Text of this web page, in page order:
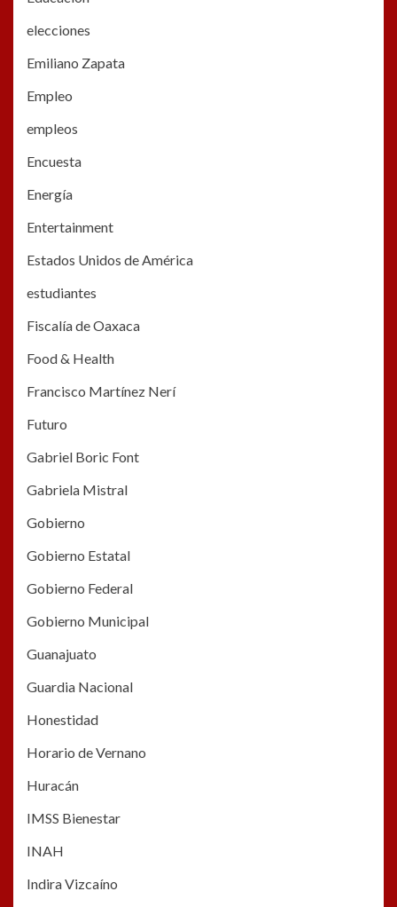
elecciones
Emiliano Zapata
Empleo
empleos
Encuesta
Energía
Entertainment
Estados Unidos de América
estudiantes
Fiscalía de Oaxaca
Food & Health
Francisco Martínez Nerí
Futuro
Gabriel Boric Font
Gabriela Mistral
Gobierno
Gobierno Estatal
Gobierno Federal
Gobierno Municipal
Guanajuato
Guardia Nacional
Honestidad
Horario de Vernano
Huracán
IMSS Bienestar
INAH
Indira Vizcaíno